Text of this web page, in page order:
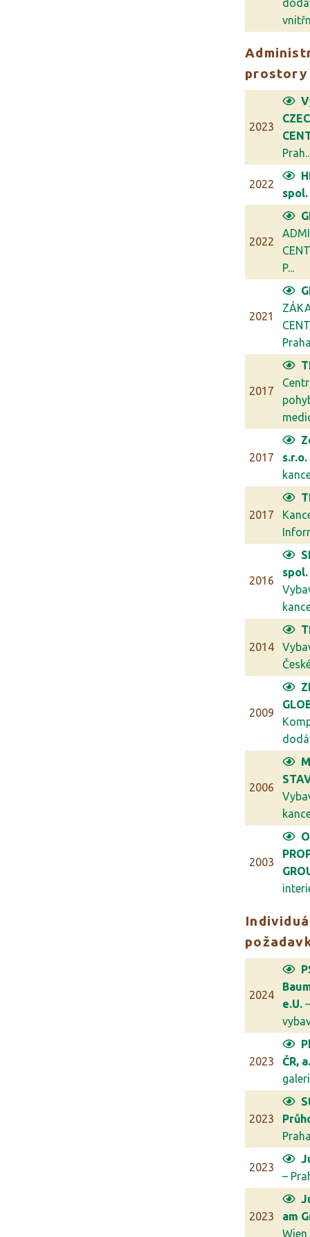
prostory
2023
2022
spol.
2022
P...
2021
2017
2017
s.r.o.
2017
2016
spol.
2014
2009
2006
2003
2024
e.U.
2023
ČR,
2023
2023
–
2023
am
Wien